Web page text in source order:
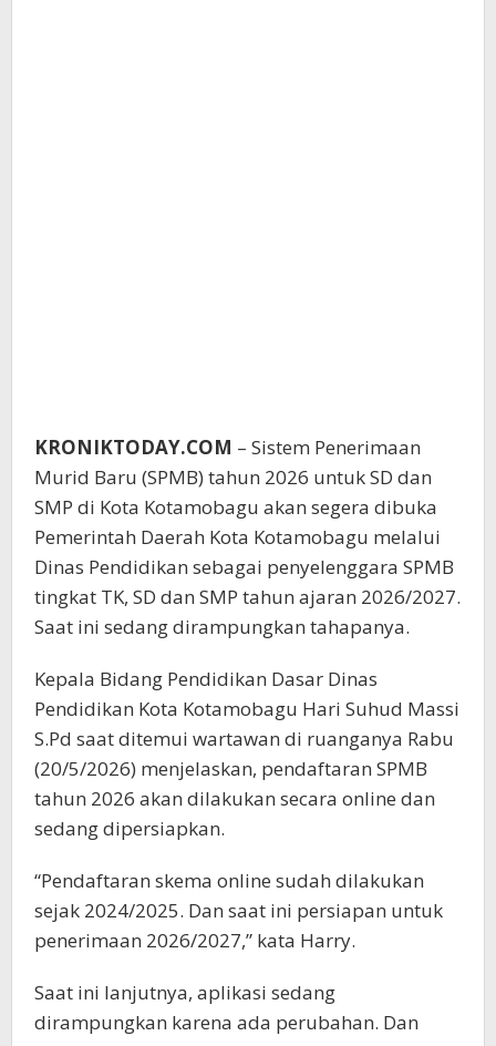
KRONIKTODAY.COM – Sistem Penerimaan
Murid Baru (SPMB) tahun 2026 untuk SD dan
SMP di Kota Kotamobagu akan segera dibuka
Pemerintah Daerah Kota Kotamobagu melalui
Dinas Pendidikan sebagai penyelenggara SPMB
tingkat TK, SD dan SMP tahun ajaran 2026/2027.
Saat ini sedang dirampungkan tahapanya.
Kepala Bidang Pendidikan Dasar Dinas
Pendidikan Kota Kotamobagu Hari Suhud Massi
S.Pd saat ditemui wartawan di ruanganya Rabu
(20/5/2026) menjelaskan, pendaftaran SPMB
tahun 2026 akan dilakukan secara online dan
sedang dipersiapkan.
“Pendaftaran skema online sudah dilakukan
sejak 2024/2025. Dan saat ini persiapan untuk
penerimaan 2026/2027,” kata Harry.
Saat ini lanjutnya, aplikasi sedang
dirampungkan karena ada perubahan. Dan